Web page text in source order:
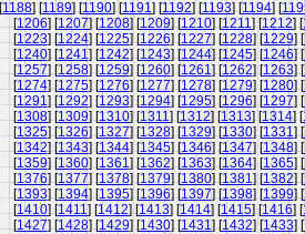
[1188] [1189] [1190] [1191] [1192] [1193] [1194] [
[1206] [1207] [1208] [1209] [1210] [1211] [1212] [
[1223] [1224] [1225] [1226] [1227] [1228] [1229] [
[1240] [1241] [1242] [1243] [1244] [1245] [1246] [
[1257] [1258] [1259] [1260] [1261] [1262] [1263] [
[1274] [1275] [1276] [1277] [1278] [1279] [1280] [
[1291] [1292] [1293] [1294] [1295] [1296] [1297] [
[1308] [1309] [1310] [1311] [1312] [1313] [1314] [
[1325] [1326] [1327] [1328] [1329] [1330] [1331] [
[1342] [1343] [1344] [1345] [1346] [1347] [1348] [
[1359] [1360] [1361] [1362] [1363] [1364] [1365] [
[1376] [1377] [1378] [1379] [1380] [1381] [1382] [
[1393] [1394] [1395] [1396] [1397] [1398] [1399] [
[1410] [1411] [1412] [1413] [1414] [1415] [1416] [
[1427] [1428] [1429] [1430] [1431] [1432] [1433] [